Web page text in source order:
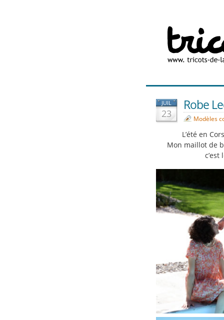
JUIL
23
Robe
Modèles
L’été en
Mon maillot de